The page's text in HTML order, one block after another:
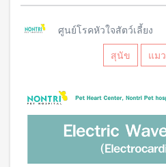
ศูนย์โรคหัวใจสัตว์เลี้ยง
สุนัข
แมว